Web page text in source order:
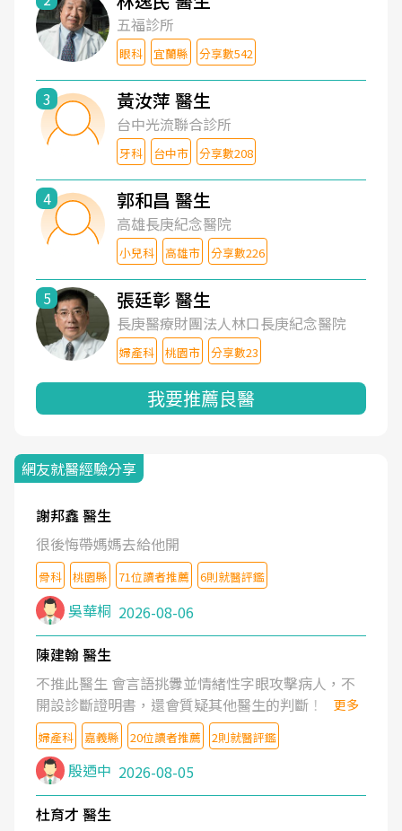
五福診所
眼科 宜蘭縣 分享數542
3 黃汝萍 醫生
台中光流聯合診所
牙科 台中市 分享數208
4 郭和昌 醫生
高雄長庚紀念醫院
小兒科 高雄市 分享數226
5 張廷彰 醫生
長庚醫療財團法人林口長庚紀念醫院
婦產科 桃園市 分享數23
我要推薦良醫
網友就醫經驗分享
謝邦鑫 醫生
很後悔帶媽媽去給他開
骨科 桃園縣 71位讀者推薦 6則就醫評鑑
吳華桐 2026-08-06
陳建翰 醫生
不推此醫生 會言語挑釁並情緒性字眼攻擊病人，不
開設診斷證明書，還會質疑其他醫生的判斷！
更多
婦產科 嘉義縣 20位讀者推薦 2則就醫評鑑
殷迺中 2026-08-05
杜育才 醫生